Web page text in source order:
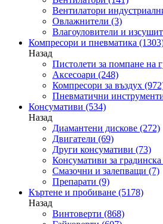
Вентилатори
Овлажнители (3)
Влагоуловители и
Компресори и пневматика
Назад
Пистолети за помпане на
Аксесоари (248)
Компресори за въздух
Пневматични
Консумативи (534)
Назад
Диамантени дискове (272)
Двигатели (69)
Други консумативи (73)
Консумативи за градинска
Смазочни и залепващи (7)
Препарати (9)
Къртене и пробиване (5178)
Назад
Винтоверти (868)